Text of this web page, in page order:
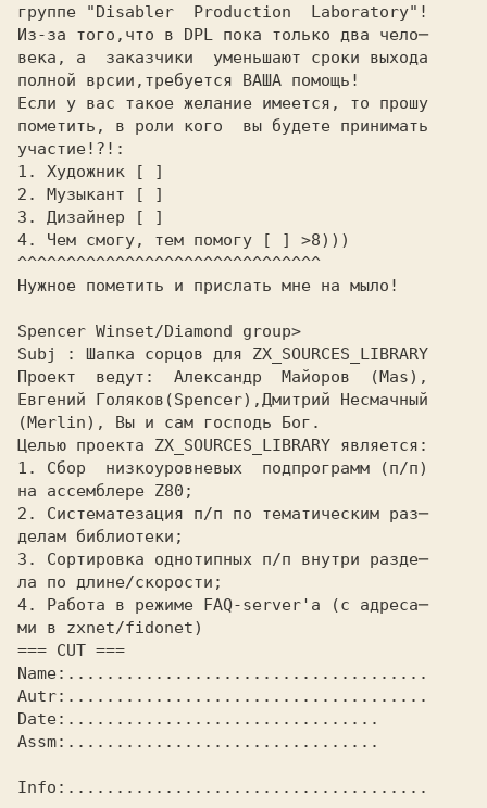
группе "Disabler  Production  Laboratory"!
Из-за того,что в DPL пока только два чело─
века, а  заказчики  уменьшают сроки выхода
полной врсии,требуется ВАША помощь!
Если у вас такое желание имеется, то прошу
пометить, в роли кого  вы будете принимать
участие!?!:
1. Художник [ ]
2. Музыкант [ ]
3. Дизайнер [ ]
4. Чем смогу, тем помогу [ ] >8)))
^^^^^^^^^^^^^^^^^^^^^^^^^^^^^^^
Hужное пометить и прислать мне на мыло!
Spencer Winset/Diamond group>
Subj : Шапка сорцов для ZX_SOURCES_LIBRARY
Проект  ведут:  Александр  Майоров  (Mas),
Евгений Голяков(Spencer),Дмитрий Hесмачный
(Merlin), Вы и сам господь Бог.
Целью проекта ZX_SOURCES_LIBRARY является:
1. Сбор  низкоуровневых  подпрограмм (п/п)
на ассемблере Z80;
2. Систематезация п/п по тематическим раз─
делам библиотеки;
3. Сортировка однотипных п/п внутри разде─
ла по длине/скорости;
4. Работа в режиме FAQ-server'a (с адреса─
ми в zxnet/fidonet)
=== CUT ===
Name:.....................................
Autr:.....................................
Date:................................
Assm:................................
Info:.....................................